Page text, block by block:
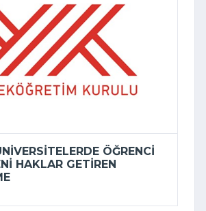
ÖĞRENCI
HAKLAR GETIREN